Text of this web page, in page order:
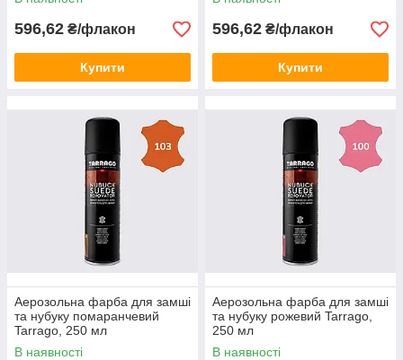
596,62 ₴/флакон
Купити
596,62 ₴/флакон
Купити
Аерозольна фарба для замші
та нубуку помаранчевий
Tarrago, 250 мл
В наявності
Аерозольна фарба для замші
та нубуку рожевий Tarrago,
250 мл
В наявності